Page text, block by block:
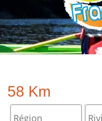
58 Km